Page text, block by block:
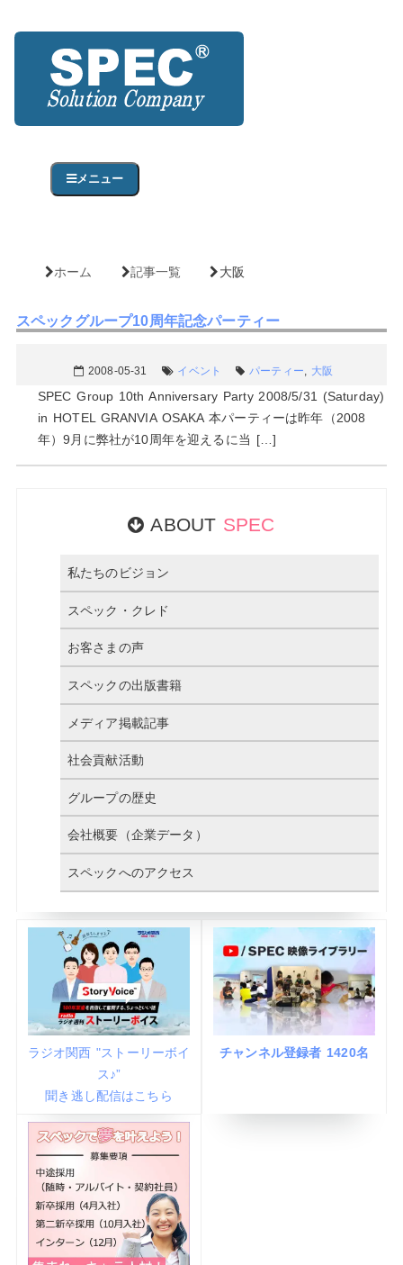
メニュー
ホーム 記事一覧 大阪
スペックグループ10周年記念パーティー
2008-05-31 イベント パーティー, 大阪
SPEC Group 10th Anniversary Party 2008/5/31 (Saturday)
in HOTEL GRANVIA OSAKA 本パーティーは昨年（2008
年）9月に弊社が10周年を迎えるに当 […]
ABOUT SPEC
私たちのビジョン
スペック・クレド
お客さまの声
スペックの出版書籍
メディア掲載記事
社会貢献活動
グループの歴史
会社概要（企業データ）
スペックへのアクセス
ラジオ関西 "ストーリーボイ
ス♪”
聞き逃し配信はこちら
チャンネル登録者 1420名